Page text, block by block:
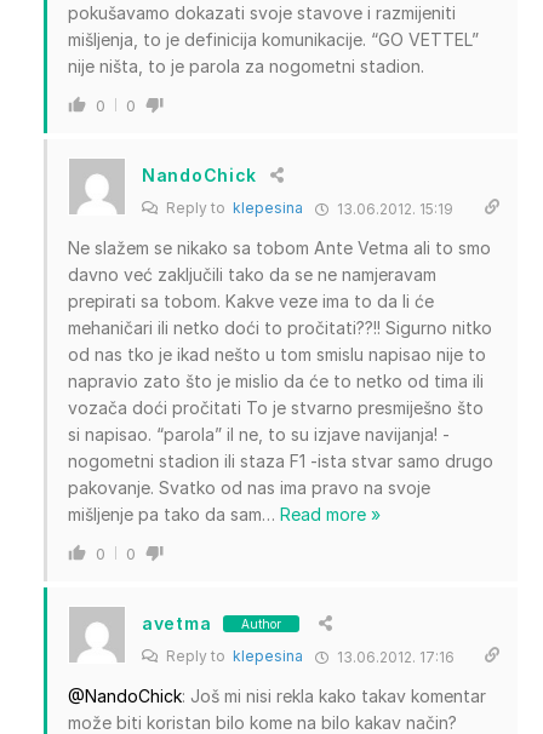
pokušavamo dokazati svoje stavove i razmijeniti
mišljenja, to je definicija komunikacije. “GO VETTEL”
nije ništa, to je parola za nogometni stadion.
0 0
NandoChick
Reply to klepesina 13.06.2012. 15:19
Ne slažem se nikako sa tobom Ante Vetma ali to smo
davno već zaključili tako da se ne namjeravam
prepirati sa tobom. Kakve veze ima to da li će
mehaničari ili netko doći to pročitati??!! Sigurno nitko
od nas tko je ikad nešto u tom smislu napisao nije to
napravio zato što je mislio da će to netko od tima ili
vozača doći pročitati To je stvarno presmiješno što
si napisao. “parola” il ne, to su izjave navijanja! -
nogometni stadion ili staza F1 -ista stvar samo drugo
pakovanje. Svatko od nas ima pravo na svoje
mišljenje pa tako da sam… Read more »
0 0
avetma Author
Reply to klepesina 13.06.2012. 17:16
@NandoChick: Još mi nisi rekla kako takav komentar
može biti koristan bilo kome na bilo kakav način?